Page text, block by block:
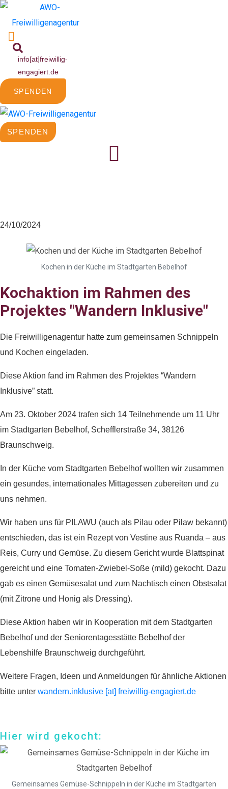
info[at]freiwillig-
engagiert.de
SPENDEN
SPENDEN
24/10/2024
Kochen in der Küche im Stadtgarten Bebelhof
Kochaktion im Rahmen des
Projektes "Wandern Inklusive"
Die Freiwilligenagentur hatte zum gemeinsamen Schnippeln
und Kochen eingeladen.
Diese Aktion fand im Rahmen des Projektes “Wandern
Inklusive” statt.
Am 23. Oktober 2024 trafen sich 14 Teilnehmende um 11 Uhr
im Stadtgarten Bebelhof, Schefflerstraße 34, 38126
Braunschweig.
In der Küche vom Stadtgarten Bebelhof wollten wir zusammen
ein gesundes, internationales Mittagessen zubereiten und zu
uns nehmen.
Wir haben uns für PILAWU (auch als Pilau oder Pilaw bekannt)
entschieden, das ist ein Rezept von Vestine aus Ruanda – aus
Reis, Curry und Gemüse. Zu diesem Gericht wurde Blattspinat
gereicht und eine Tomaten-Zwiebel-Soße (mild) gekocht. Dazu
gab es einen Gemüsesalat und zum Nachtisch einen Obstsalat
(mit Zitrone und Honig als Dressing).
Diese Aktion haben wir in Kooperation mit dem Stadtgarten
Bebelhof und der Seniorentagesstätte Bebelhof der
Lebenshilfe Braunschweig durchgeführt.
Weitere Fragen, Ideen und Anmeldungen für ähnliche Aktionen
bitte unter wandern.inklusive [at] freiwillig-engagiert.de
Hier wird gekocht:
Gemeinsames Gemüse-Schnippeln in der Küche im Stadtgarten